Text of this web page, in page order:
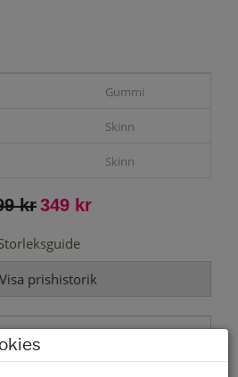
Gummi
Skinn
Skinn
kr349 kr
prishistorik